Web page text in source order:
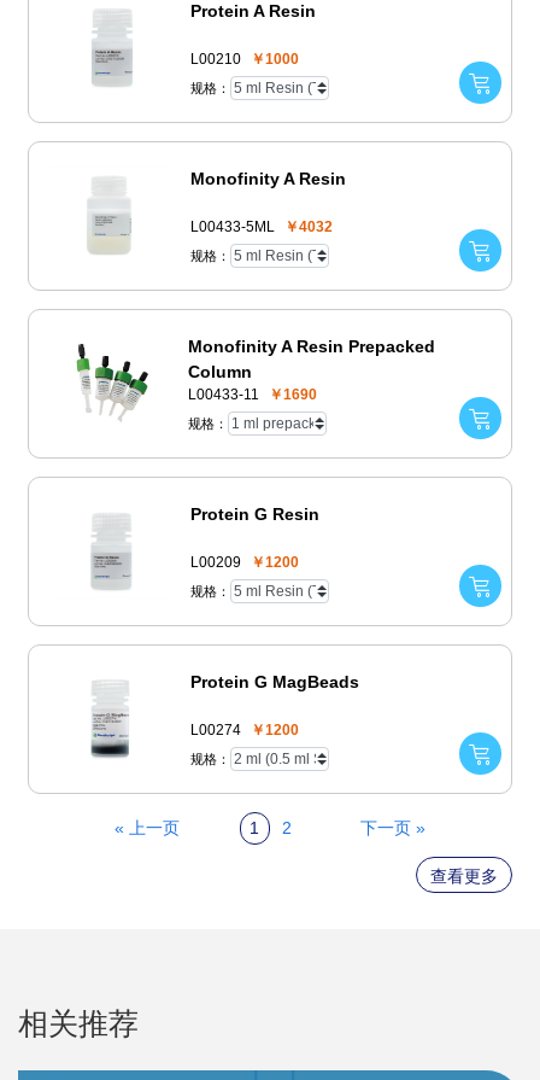
Protein A Resin
L00210 ￥1000
规格：
Monofinity A Resin
L00433-5ML ￥4032
规格：
Monofinity A Resin Prepacked
Column
L00433-11 ￥1690
规格：
Protein G Resin
L00209 ￥1200
规格：
Protein G MagBeads
L00274 ￥1200
规格：
« 上一页 1 2 下一页 »
查看更多
相关推荐